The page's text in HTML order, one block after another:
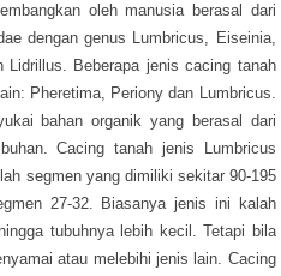
oleh manusia berasal dari
dengan genus Lumbricus, Eiseinia,
Lidrillus. Beberapa jenis cacing tanah
Pheretima, Periony dan Lumbricus.
bahan organik yang berasal dari
Cacing tanah jenis Lumbricus
segmen yang dimiliki sekitar 90-195
27-32. Biasanya jenis ini kalah
tubuhnya lebih kecil. Tetapi bila
atau melebihi jenis lain. Cacing